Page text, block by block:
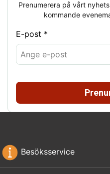
Prenumerera på vårt
kommande
E-post *
Besöksservice